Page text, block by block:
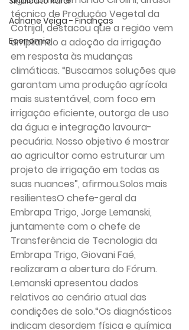
Adriane Veiga - Finanças
Economia
técnico de Produção Vegetal da
Cotrijal, destacou que a região vem
ampliando a adoção da irrigação
em resposta às mudanças
climáticas. “Buscamos soluções que
garantam uma produção agrícola
mais sustentável, com foco em
irrigação eficiente, outorga de uso
da água e integração lavoura-
pecuária. Nosso objetivo é mostrar
ao agricultor como estruturar um
projeto de irrigação em todas as
suas nuances”, afirmou.Solos mais
resilientesO chefe-geral da
Embrapa Trigo, Jorge Lemanski,
juntamente com o chefe de
Transferência de Tecnologia da
Embrapa Trigo, Giovani Faé,
realizaram a abertura do Fórum.
Lemanski apresentou dados
relativos ao cenário atual das
condições de solo.“Os diagnósticos
indicam desordem física e química